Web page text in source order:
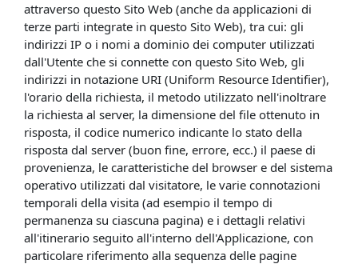
attraverso questo Sito Web (anche da applicazioni di
terze parti integrate in questo Sito Web), tra cui: gli
indirizzi IP o i nomi a dominio dei computer utilizzati
dall'Utente che si connette con questo Sito Web, gli
indirizzi in notazione URI (Uniform Resource Identifier),
l'orario della richiesta, il metodo utilizzato nell'inoltrare
la richiesta al server, la dimensione del file ottenuto in
risposta, il codice numerico indicante lo stato della
risposta dal server (buon fine, errore, ecc.) il paese di
provenienza, le caratteristiche del browser e del sistema
operativo utilizzati dal visitatore, le varie connotazioni
temporali della visita (ad esempio il tempo di
permanenza su ciascuna pagina) e i dettagli relativi
all'itinerario seguito all'interno dell'Applicazione, con
particolare riferimento alla sequenza delle pagine